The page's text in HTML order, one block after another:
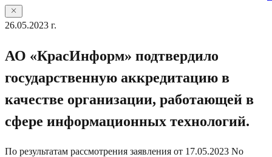
26.05.2023 г.
АО «КрасИнформ» подтвердило
государственную аккредитацию в
качестве организации, работающей в
сфере информационных технологий.
По результатам рассмотрения заявления от 17.05.2023 No